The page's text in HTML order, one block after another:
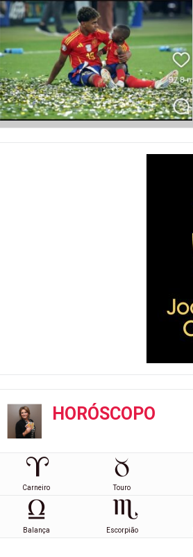
HORÓSCOPO
Carneiro Touro
Balança Escorpião